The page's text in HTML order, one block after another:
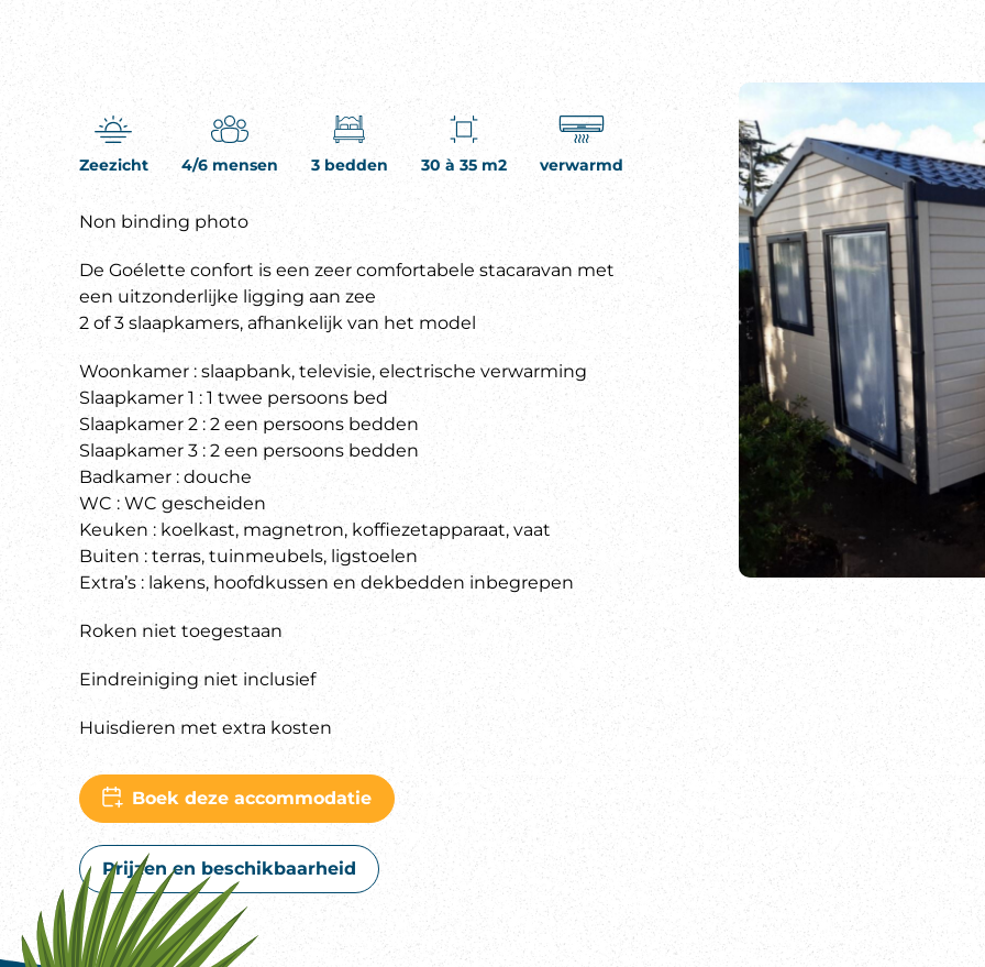
Zeezicht 4/6 mensen 3 bedden 30 à 35 m2 verwarmd
Non binding photo
De Goélette confort is een zeer comfortabele stacaravan met
een uitzonderlijke ligging aan zee
2 of 3 slaapkamers, afhankelijk van het model
Woonkamer : slaapbank, televisie, electrische verwarming
Slaapkamer 1 : 1 twee persoons bed
Slaapkamer 2 : 2 een persoons bedden
Slaapkamer 3 : 2 een persoons bedden
Badkamer : douche
WC : WC gescheiden
Keuken : koelkast, magnetron, koffiezetapparaat, vaat
Buiten : terras, tuinmeubels, ligstoelen
Extra’s : lakens, hoofdkussen en dekbedden inbegrepen
Roken niet toegestaan
Eindreiniging niet inclusief
Huisdieren met extra kosten
Boek deze accommodatie
Prijzen en beschikbaarheid